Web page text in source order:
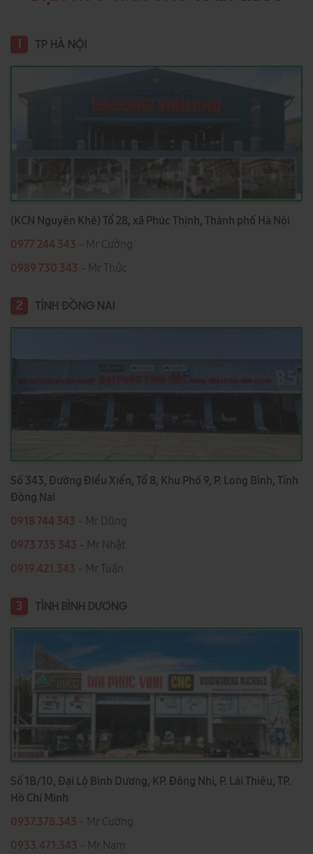
1 TP HÀ NỘI
(KCN Nguyên Khê) Tổ 28, xã Phúc Thịnh, Thành phố Hà Nội
0977 244 343 - Mr Cường
0989 730 343 - Mr Thức
2 TỈNH ĐỒNG NAI
Số 343, Đường Điểu Xiển, Tổ 8, Khu Phố 9, P. Long Bình, Tỉnh
Đồng Nai
0918 744 343 - Mr Dũng
0973 735 343 - Mr Nhật
0919.421.343 ​​​​​​ - Mr Tuấn
3 TỈNH BÌNH DƯƠNG
Số 1B/10, Đại Lộ Bình Dương, KP. Đông Nhì, P. Lái Thiêu, TP.
Hồ Chí Minh
0937.378.343 - Mr Cường
0933.471.343 - Mr Nam